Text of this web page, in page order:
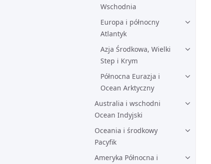
Wschodnia
Europa i północny
Atlantyk
Azja Środkowa, Wielki
Step i Krym
Północna Eurazja i
Ocean Arktyczny
Australia i wschodni
Ocean Indyjski
Oceania i środkowy
Pacyfik
Ameryka Północna i